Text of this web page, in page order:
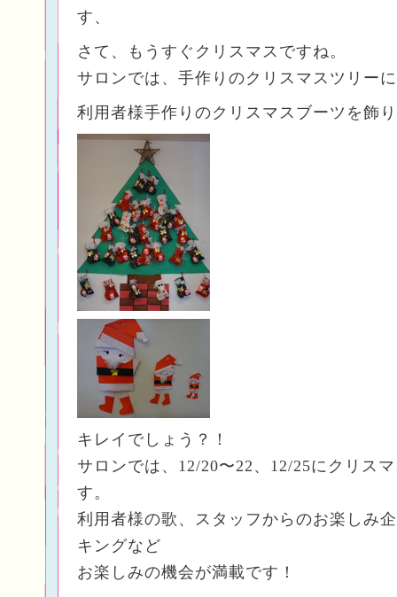
す、
さて、もうすぐクリスマスですね。
サロンでは、手作りのクリスマスツリー
利用者様手作りのクリスマスブーツを飾
キレイでしょう？！
サロンでは、12/20〜22、12/25にクリス
す。
利用者様の歌、スタッフからのお楽しみ
キングなど
お楽しみの機会が満載です！